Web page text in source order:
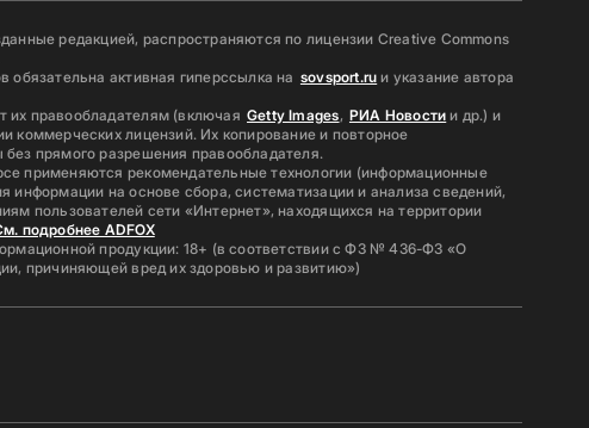
редакцией, распространяются по лицензии Creative Commons
обязательна активная гиперссылка на sovsport.ru и указание автора
их правообладателям (включая Getty Images, РИА Новости и др.) и
коммерческих лицензий. Их копирование и повторное
прямого разрешения правообладателя.
применяются рекомендательные технологии (информационные
информации на основе сбора, систематизации и анализа сведений,
пользователей сети «Интернет», находящихся на территории
подробнее ADFOX
продукции: 18+ (в соответствии с ФЗ № 436-ФЗ «О
причиняющей вред их здоровью и развитию»)